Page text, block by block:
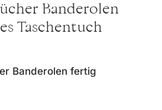
Banderolen
Taschentuch
Banderolen fertig